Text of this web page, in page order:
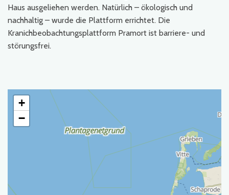
Haus ausgeliehen werden. Natürlich – ökologisch und
nachhaltig – wurde die Plattform errichtet. Die
Kranichbeobachtungsplattform Pramort ist barriere- und
störungsfrei.
+
−